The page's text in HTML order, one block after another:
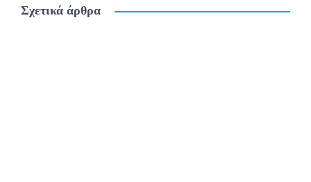
Σχετικά άρθρα